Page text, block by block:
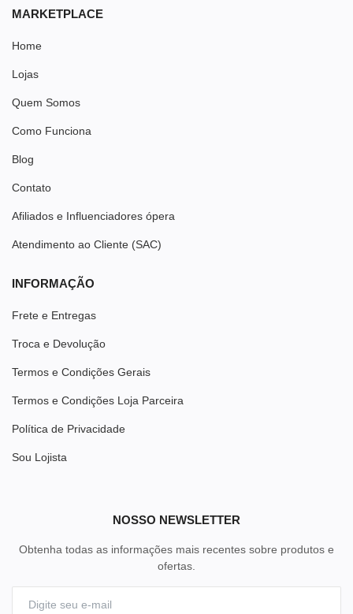
MARKETPLACE
Home
Lojas
Quem Somos
Como Funciona
Blog
Contato
Afiliados e Influenciadores ópera
Atendimento ao Cliente (SAC)
INFORMAÇÃO
Frete e Entregas
Troca e Devolução
Termos e Condições Gerais
Termos e Condições Loja Parceira
Política de Privacidade
Sou Lojista
NOSSO NEWSLETTER
Obtenha todas as informações mais recentes sobre produtos e
ofertas.